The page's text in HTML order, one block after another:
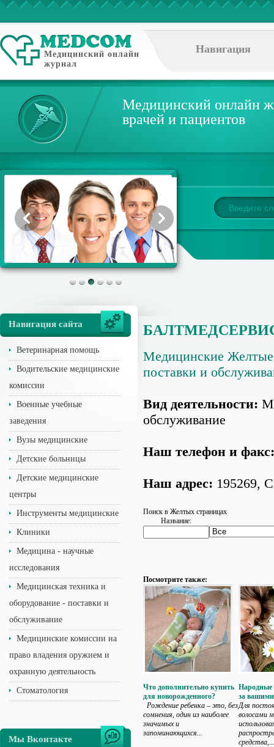
Медицинский онлайн
журнал
Навигация
Медицинский онлайн
врачей и пациентов
Навигация сайта
Ветеринарная помощь
Водительские медицинские
комиссии
Военные учебные
заведения
Вузы медицинские
Детские больницы
Детские медицинские
центры
Инструменты медицинские
Клиники
Медицина - научные
исследования
Медицинская техника и
оборудование - поставки и
обслуживание
Медицинские комиссии на
право владения оружием и
охранную деятельность
Стоматология
Мы Вконтакте
Медицинские
поставки и
Вид деятельности:
обслуживание
Наш телефон и факс:
Наш адрес: 195269,
Поиск в Желтых страницах
Название:
Посмотрите также:
Что дополнительно купить
для новорожденного?
Рождение ребенка – это, без
сомнения, один из наиболее
значимых и
запоминающихся...
Народные
за
Для
волосами
средства,...